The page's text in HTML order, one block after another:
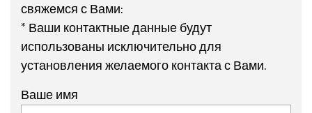
свяжемся с Вами:
* Ваши контактные данные будут
использованы исключительно для
установления желаемого контакта с Вами.
Ваше имя